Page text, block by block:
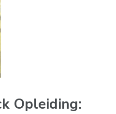
Opleiding: